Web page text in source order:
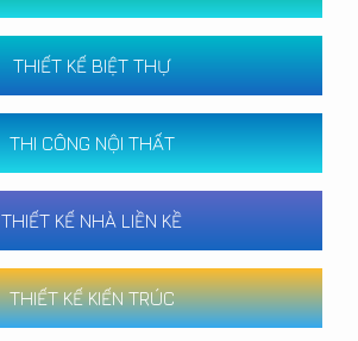
THIẾT KẾ BIỆT THỰ
THI CÔNG NỘI THẤT
THIẾT KẾ NHÀ LIỀN KỀ
THIẾT KẾ KIẾN TRÚC